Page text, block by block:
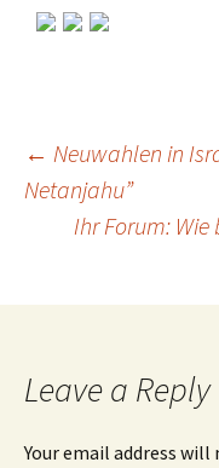
Post
← Neuwahlen in
Netanjahu”
Ihr Forum: Wie
Leave a Reply
Your email address will